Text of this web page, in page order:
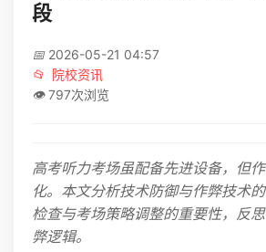
段
📅 2026-05-21 04:57
📂
院校资讯
👁️ 797次浏览
高考听力考场虽配备先进设备，但
化。本文分析技术防御与作弊技术
检查与考场策略调整的重要性，反
弊逻辑。